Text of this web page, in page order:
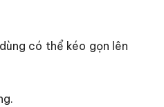
có thể kéo gọn lên